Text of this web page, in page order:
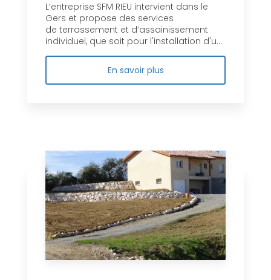
L’entreprise SFM RIEU intervient dans le
Gers et propose des services
de terrassement et d’assainissement
individuel, que soit pour l'installation d'u...
En savoir plus